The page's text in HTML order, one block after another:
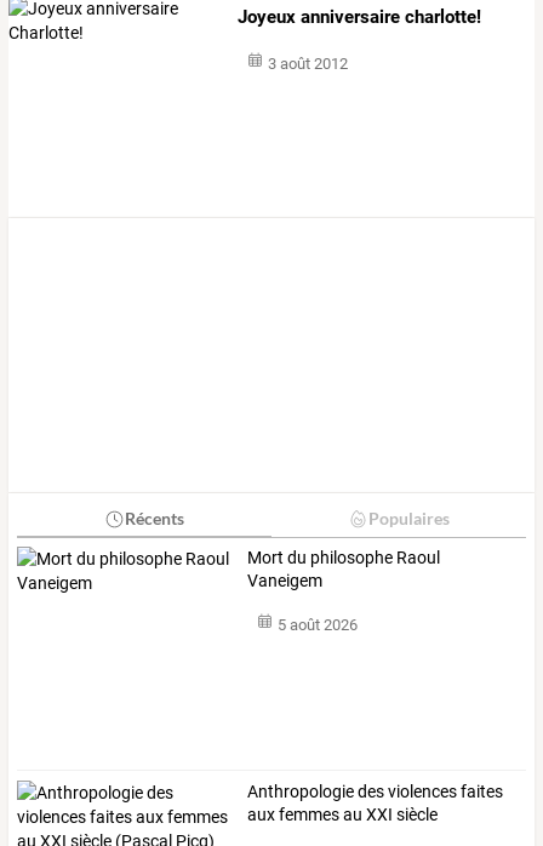
Joyeux anniversaire charlotte!
3 août 2012
Récents Populaires
Mort du philosophe Raoul
Vaneigem
5 août 2026
Anthropologiedesviolencesfaites
auxfemmesau XXI siècle